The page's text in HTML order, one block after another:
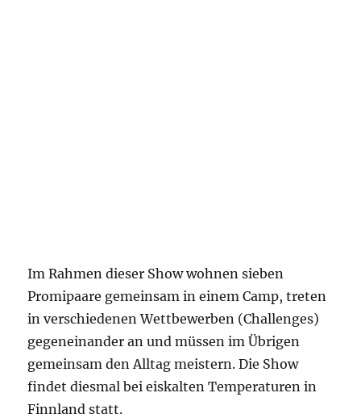
Im Rahmen dieser Show wohnen sieben
Promipaare gemeinsam in einem Camp, treten
in verschiedenen Wettbewerben (Challenges)
gegeneinander an und müssen im Übrigen
gemeinsam den Alltag meistern. Die Show
findet diesmal bei eiskalten Temperaturen in
Finnland statt.